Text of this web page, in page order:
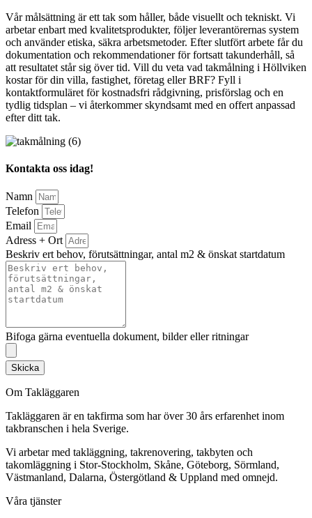
Vår målsättning är ett tak som håller, både visuellt och tekniskt. Vi
arbetar enbart med kvalitetsprodukter, följer leverantörernas system
och använder etiska, säkra arbetsmetoder. Efter slutfört arbete får du
dokumentation och rekommendationer för fortsatt takunderhåll, så
att resultatet står sig över tid. Vill du veta vad takmålning i Höllviken
kostar för din villa, fastighet, företag eller BRF? Fyll i
kontaktformuläret för kostnadsfri rådgivning, prisförslag och en
tydlig tidsplan – vi återkommer skyndsamt med en offert anpassad
efter ditt tak.
Kontakta oss idag!
Namn
Telefon
Email
Adress + Ort
Beskriv ert behov, förutsättningar, antal m2 & önskat startdatum
Bifoga gärna eventuella dokument, bilder eller ritningar
Skicka
Om Takläggaren
Takläggaren är en takfirma som har över 30 års erfarenhet inom
takbranschen i hela Sverige.
Vi arbetar med takläggning, takrenovering, takbyten och
takomläggning i Stor-Stockholm, Skåne, Göteborg, Sörmland,
Västmanland, Dalarna, Östergötland & Uppland med omnejd.
Våra tjänster